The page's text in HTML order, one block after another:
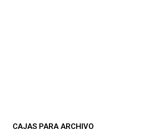
CAJAS PARA ARCHIVO